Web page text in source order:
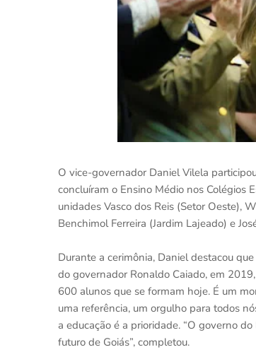
O vice-governador Daniel Vilela
concluíram o Ensino Médio nos Colégios
unidades Vasco dos Reis (Setor Oeste),
Benchimol Ferreira (Jardim Lajeado) e
Durante a cerimônia, Daniel destacou
do governador Ronaldo Caiado, em
600 alunos que se formam hoje. É um
uma referência, um orgulho para todos
a educação é a prioridade. “O governo
futuro de Goiás”, completou.